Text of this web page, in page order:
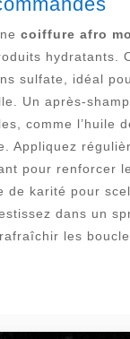
coiffure afro
hydratants.
sulfate, idéal
Un après-
comme l’huile
Appliquez
pour renforcer
de karité pour
dans un
les